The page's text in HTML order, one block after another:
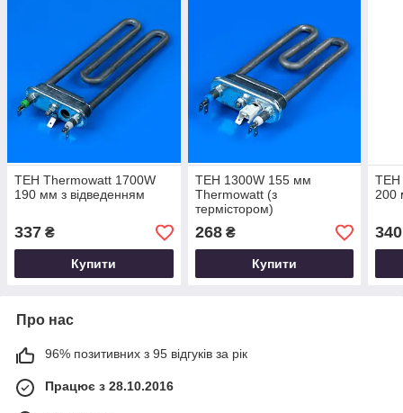
ТЕН Thermowatt 1700W
190 мм з відведенням
337 ₴
Купити
ТЕН 1300W 155 мм
Thermowatt (з
термістором)
268₴
Купити
ТЕН
200
340
Про нас
96% позитивних з 95 відгуків за рік
Працює з 28.10.2016